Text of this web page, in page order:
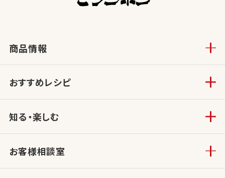
商品情報
おすすめレシピ
知る・楽しむ
お客様相談室